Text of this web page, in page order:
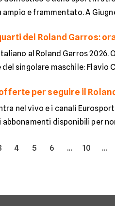
e frammentato. A
del Roland Garros:
al Roland Garros 2026.
singolare maschile: Flavio
per seguire il
nel vivo e i canali
disponibili per
4 5 6 ... 10 ...